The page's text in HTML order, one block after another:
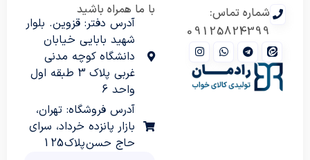
شماره تماس:
09125824399
با ما همراه باشید
آدرس دفتر: قزوین. بلوار
شهید بابایی خیابان
دانشگاه کوچه مدنی
غربی پلاک 3 طبقه اول
واحد 6
آدرس فروشگاه: تهران،
بازار پانزده خرداد، سرای
حاج حسن پلاک 125